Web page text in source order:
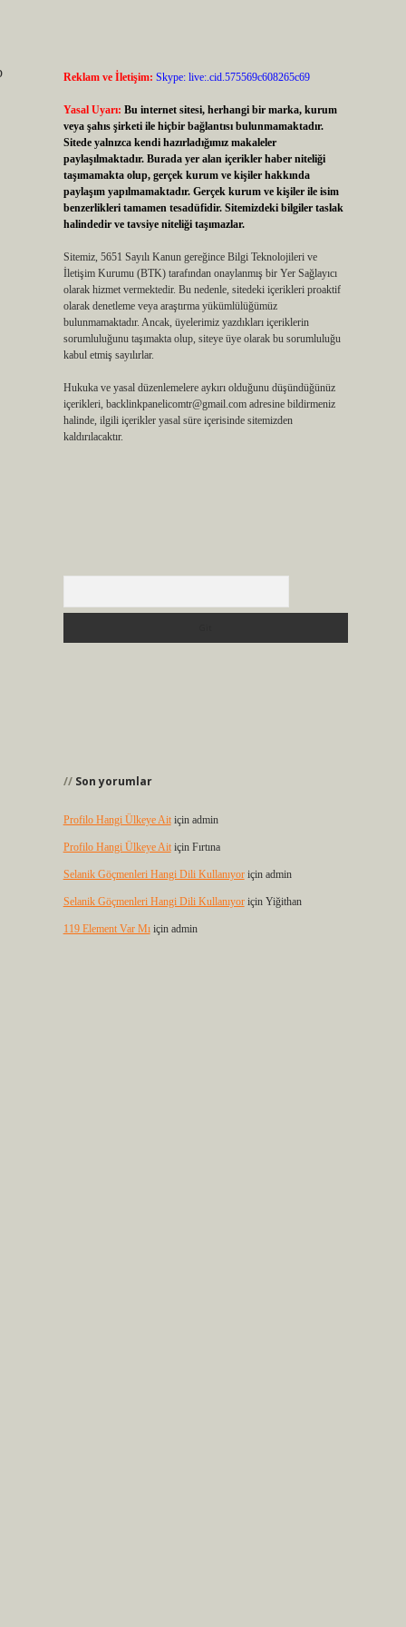
Reklam ve İletişim: Skype: live:.cid.575569c608265c69
Yasal Uyarı: Bu internet sitesi, herhangi bir marka, kurum
veya şahıs şirketi ile hiçbir bağlantısı bulunmamaktadır.
Sitede yalnızca kendi hazırladığımız makaleler
paylaşılmaktadır. Burada yer alan içerikler haber niteliği
taşımamakta olup, gerçek kurum ve kişiler hakkında
paylaşım yapılmamaktadır. Gerçek kurum ve kişiler ile isim
benzerlikleri tamamen tesadüfidir. Sitemizdeki bilgiler taslak
halindedir ve tavsiye niteliği taşımazlar.
Sitemiz, 5651 Sayılı Kanun gereğince Bilgi Teknolojileri ve
İletişim Kurumu (BTK) tarafından onaylanmış bir Yer Sağlayıcı
olarak hizmet vermektedir. Bu nedenle, sitedeki içerikleri proaktif
olarak denetleme veya araştırma yükümlülüğümüz
bulunmamaktadır. Ancak, üyelerimiz yazdıkları içeriklerin
sorumluluğunu taşımakta olup, siteye üye olarak bu sorumluluğu
kabul etmiş sayılırlar.
Hukuka ve yasal düzenlemelere aykırı olduğunu düşündüğünüz
içerikleri, backlinkpanelicomtr@gmail.comadresine bildirmeniz
halinde, ilgili içerikler yasal süre içerisinde sitemizden
kaldırılacaktır.
Son yorumlar
Profilo Hangi Ülkeye Aitiçin admin
Profilo Hangi Ülkeye Aitiçin Fırtına
Selanik Göçmenleri Hangi Dili Kullanıyoriçin admin
Selanik Göçmenleri Hangi Dili Kullanıyoriçin Yiğithan
119 Element Var Mıiçin admin